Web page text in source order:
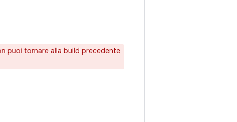
puoi tornare alla build precedente